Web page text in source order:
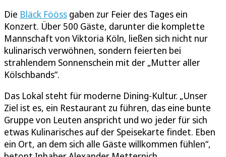
Die Bläck Fööss gaben zur Feier des Tages ein
Konzert. Über 500 Gäste, darunter die komplette
Mannschaft von Viktoria Köln, ließen sich nicht nur
kulinarisch verwöhnen, sondern feierten bei
strahlendem Sonnenschein mit der „Mutter aller
Kölschbands“.
Das Lokal steht für moderne Dining-Kultur. „Unser
Ziel ist es, ein Restaurant zu führen, das eine bunte
Gruppe von Leuten anspricht und wo jeder für sich
etwas Kulinarisches auf der Speisekarte findet. Eben
ein Ort, an dem sich alle Gäste willkommen fühlen“,